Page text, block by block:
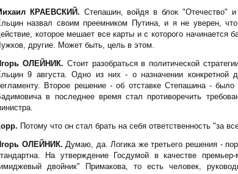
КРАЕВСКИЙ. Степашин, войдя в блок "Отечество"
назвал своим преемником Путина, и я не уверен,
которое мешает все карты и с которого
другие. Может быть, цель в этом.
ОЛЕЙНИК. Стоит разобраться в политической
9 августа. Одно из них - о назначении конкретной
Второе решение - об отставке Степашина -
в последнее время стал противоречить
Потому что он стал брать на себя ответственность "за
ОЛЕЙНИК. Думаю, да. Логика же третьего решения -
На утверждение Госдумой в качестве
двойник" Примакова, то есть человек,